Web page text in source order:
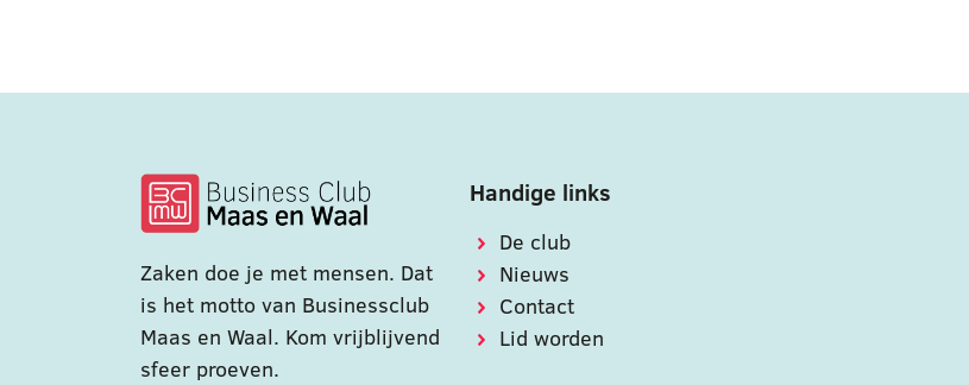
Zaken doe je met mensen. Dat
is het motto van Businessclub
Maas en Waal. Kom vrijblijvend
sfeer proeven.
Handige links
De club
Nieuws
Contact
Lid worden